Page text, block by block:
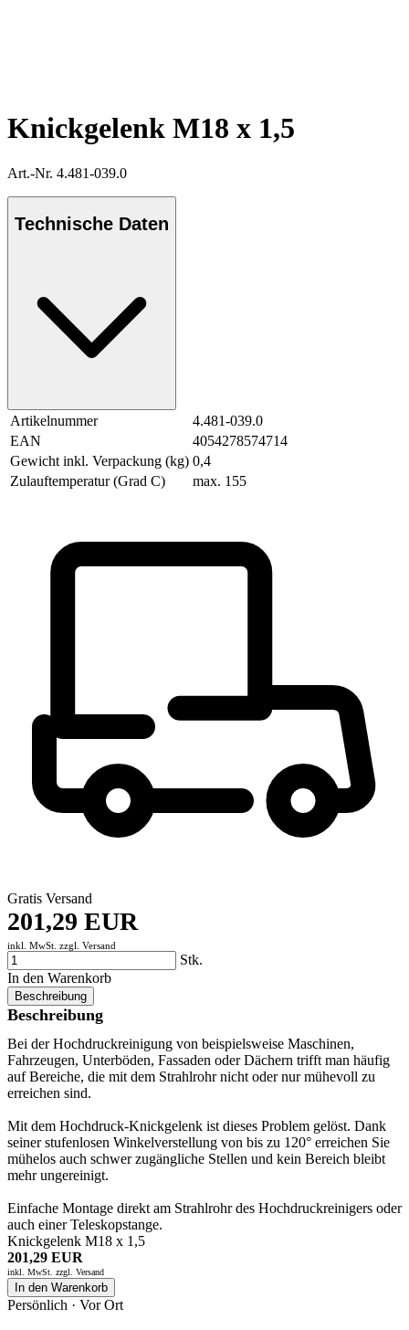
Knickgelenk M18 x 1,5
Art.-Nr. 4.481-039.0
Technische Daten
Artikelnummer
4.481-039.0
EAN
4054278574714
Gewicht inkl. Verpackung (kg) 0,4
Zulauftemperatur (Grad C)
max. 155
Gratis Versand
201,29 EUR
inkl. MwSt. zzgl. Versand
Stk.
In den Warenkorb
Beschreibung
Beschreibung
Bei der Hochdruckreinigung von beispielsweise Maschinen,
Fahrzeugen, Unterböden, Fassaden oder Dächern trifft man häufig
auf Bereiche, die mit dem Strahlrohr nicht oder nur mühevoll zu
erreichen sind.
Mit dem Hochdruck-Knickgelenk ist dieses Problem gelöst. Dank
seiner stufenlosen Winkelverstellung von bis zu 120° erreichen Sie
mühelos auch schwer zugängliche Stellen und kein Bereich bleibt
mehr ungereinigt.
Einfache Montage direkt am Strahlrohr des Hochdruckreinigers oder
auch einer Teleskopstange.
Knickgelenk M18 x 1,5
201,29 EUR
inkl. MwSt. zzgl. Versand
In den Warenkorb
Persönlich · Vor Ort